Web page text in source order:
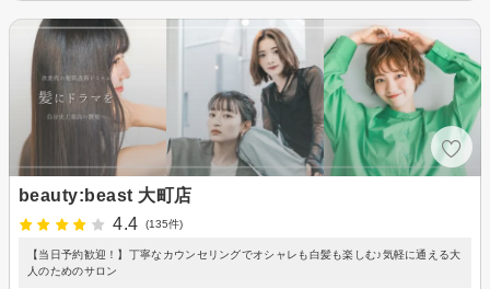
beauty:beast 大町店
4.4
(135件)
【当日予約歓迎！】丁寧なカウンセリングでオシャレも白髪も楽しむ♪気軽に通える大
人のためのサロン